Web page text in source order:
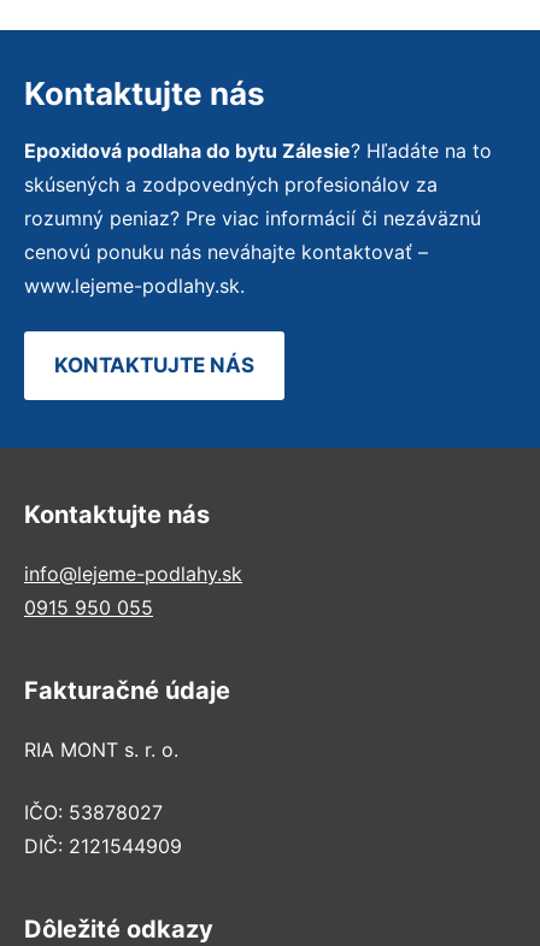
Kontaktujte nás
Epoxidová podlaha do bytu Zálesie? Hľadáte na to
skúsených a zodpovedných profesionálov za
rozumný peniaz? Pre viac informácií či nezáväznú
cenovú ponuku nás neváhajte kontaktovať –
www.lejeme-podlahy.sk.
KONTAKTUJTE NÁS
Kontaktujte nás
info@lejeme-podlahy.sk
0915 950 055
Fakturačné údaje
RIA MONT s. r. o.
IČO: 53878027
DIČ: 2121544909
Dôležité odkazy